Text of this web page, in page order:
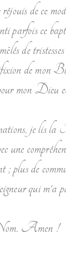
de ce
parfois ce
de
de mon
mon Dieu
je lis la
une
; plus de
qui m'a
Amen !